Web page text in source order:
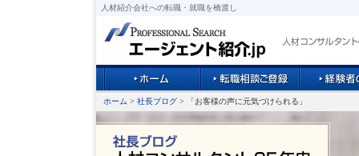
人材紹介会社への転職・就職を橋渡し
ホーム > 社長ブログ > 「お客様の声に元気づけられる」